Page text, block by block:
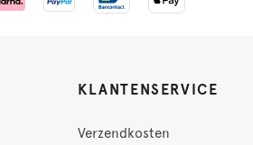
KLANTENSERVICE
Verzendkosten